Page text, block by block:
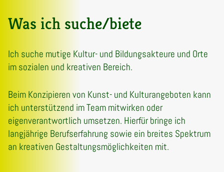
Was ich suche/biete
Ich suche mutige Kultur- und Bildungsakteure und Orte
im sozialen und kreativen Bereich.
Beim Konzipieren von Kunst- und Kulturangeboten kann
ich unterstützend im Team mitwirken oder
eigenverantwortlich umsetzen. Hierfür bringe ich
langjährige Berufserfahrung sowie ein breites Spektrum
an kreativen Gestaltungsmöglichkeiten mit.